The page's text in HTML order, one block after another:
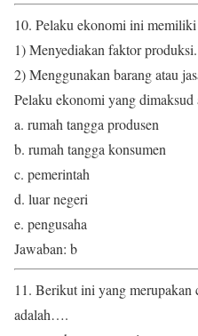
10. Pelaku ekonomi ini
1) Menyediakan faktor produksi.
2) Menggunakan barang atau
Pelaku ekonomi yang
a. rumah tangga produsen
b. rumah tangga konsumen
c. pemerintah
d. luar negeri
e. pengusaha
Jawaban: b
11. Berikut ini yang merupakan
adalah….